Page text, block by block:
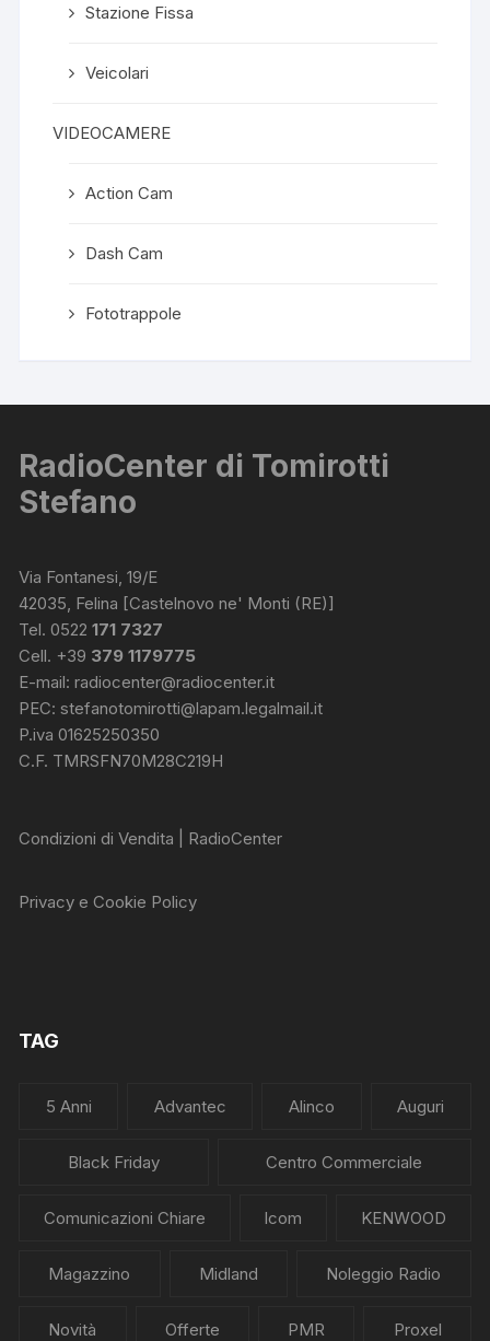
Stazione Fissa
Veicolari
VIDEOCAMERE
Action Cam
Dash Cam
Fototrappole
RadioCenter di Tomirotti
Stefano
Via Fontanesi, 19/E
42035, Felina [Castelnovo ne' Monti (RE)]
Tel. 0522171 7327
Cell. +39 379 1179775
E-mail:radiocenter@radiocenter.it
PEC:stefanotomirotti@lapam.legalmail.it
P.iva 01625250350
C.F. TMRSFN70M28C219H
Condizioni di Vendita | RadioCenter
Privacy e Cookie Policy
TAG
5 Anni Advantec Alinco Auguri
Black Friday Centro Commerciale
Comunicazioni Chiare Icom KENWOOD
Magazzino Midland Noleggio Radio
Novità Offerte PMR Proxel